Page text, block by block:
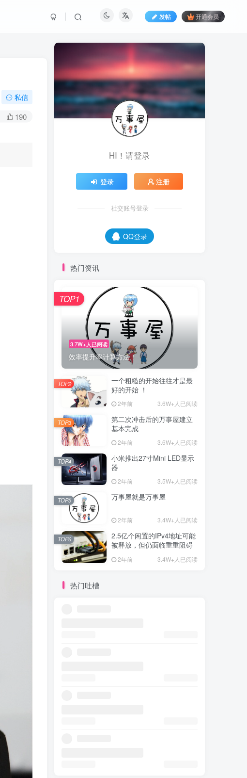
发帖 开通会员
私信
190
HI！请登录
登录 注册
社交账号登录
QQ登录
热门资讯
3.7W+人已阅读
效率提升率计算方法！
TOP1
一个粗糙的开始往往才是最
好的开始 ！
2年前 3.6W+人已阅读
TOP2
第二次冲击后的万事屋建立
基本完成
2年前 3.6W+人已阅读
TOP3
小米推出27寸Mini LED显示
器
2年前 3.5W+人已阅读
TOP4
万事屋就是万事屋
2年前 3.4W+人已阅读
TOP5
2.5亿个闲置的IPv4地址可能
被释放，但仍面临重重阻碍
2年前 3.4W+人已阅读
TOP6
热门吐槽